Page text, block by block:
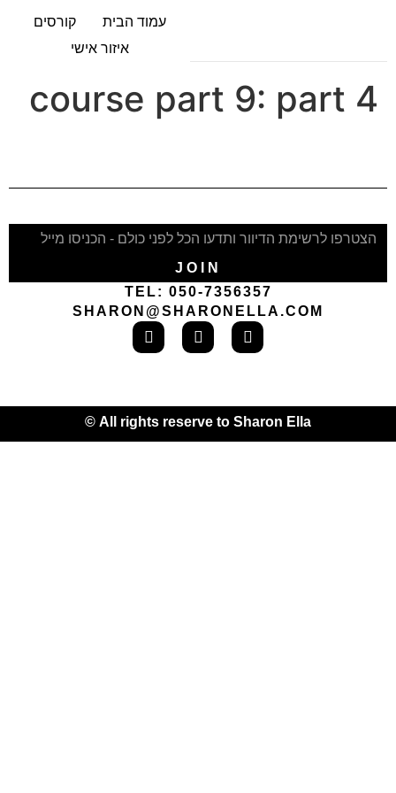
עמוד הבית
קורסים
איזור אישי
course part 9: part 4
JOIN
TEL: 050-7356357
SHARON@SHARONELLA.COM
All rights reserve to Sharon Ella ©